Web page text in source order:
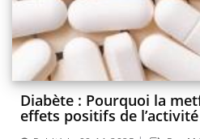
Diabète : Pourquoi la
effets positifs de